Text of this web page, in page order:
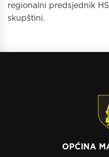
regionalni predsjednik
skupštini.
OPĆINA